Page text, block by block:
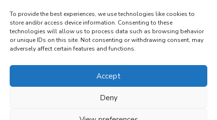
To provide the best experiences, we use technologies like cookies to
store and/or access device information. Consenting to these
technologies will allow us to process data such as browsing behavior
or unique IDs on this site. Not consenting or withdrawing consent, may
adversely affect certain features and functions.
Accept
Deny
PINK LOTUS PROGRAM
BLOG
RÓLAM
KAPCSOLAT